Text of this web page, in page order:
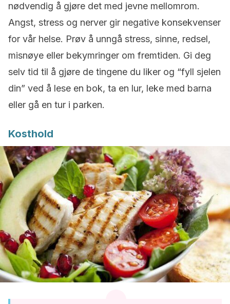
nødvendig å gjøre det med jevne mellomrom.
Angst, stress og nerver gir negative konsekvenser
for vår helse. Prøv å unngå stress, sinne, redsel,
misnøye eller bekymringer om fremtiden. Gi deg
selv tid til å gjøre de tingene du liker og “fyll sjelen
din” ved å lese en bok, ta en lur, leke med barna
eller gå en tur i parken.
Kosthold